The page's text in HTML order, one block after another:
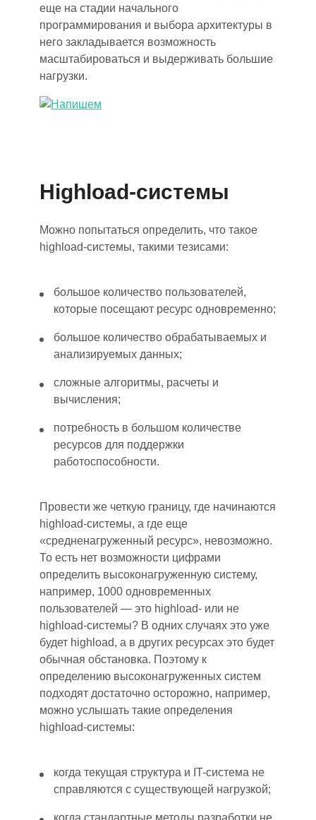
еще на стадии начального
программирования и выбора архитектуры в
него закладывается возможность
масштабироваться и выдерживать большие
нагрузки.
Highload-системы
Можно попытаться определить, что такое
highload-системы, такими тезисами:
большое количество пользователей,
которые посещают ресурс одновременно;
большое количество обрабатываемых и
анализируемых данных;
сложные алгоритмы, расчеты и
вычисления;
потребность в большом количестве
ресурсов для поддержки
работоспособности.
П ровести же четкую границу, где начинаются
highload-системы, а где еще
«средненагруженный ресурс», невозможно.
То есть нет возможности цифрами
определить высоконагруженную систему,
например, 1000 одновременных
пользователей — это highload- или не
highload-системы? В одних случаях это уже
будет highload, а в других ресурсах это будет
обычная обстановка. Поэтому к
определению высоконагруженных систем
подходят достаточно осторожно, например,
можно услышать такие определения
highload-системы:
когда текущая структура и IT-система не
справляются с существующей нагрузкой;
когда стандартные методы разработки не